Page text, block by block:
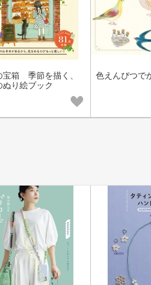
宝箱 季節を描く、
ぬり絵ブック
色えんぴつで